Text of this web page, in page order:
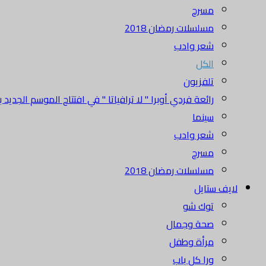
مسرح
مسلسلات رمضان 2018
شعر وادب
الكل
تلفزيون
رائعة فردي أوبرا " لا ترافياتا " في افتتاح الموسم الجديد
سينما
شعر وادب
مسرح
مسلسلات رمضان 2018
لايف ستايل
توك شو
صحة وجمال
مرأة وطفل
ورا كل باب